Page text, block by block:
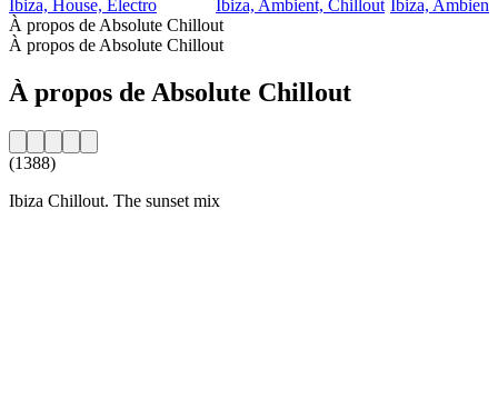
Ibiza, House, Electro
Ibiza, Ambient, Chillout Ibiza,
À propos de Absolute Chillout
À propos de Absolute Chillout
À propos de Absolute Chillout
(1388)
Ibiza Chillout. The sunset mix